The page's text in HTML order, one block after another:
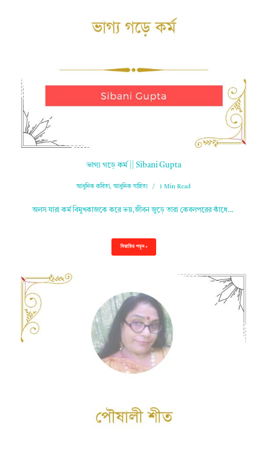
ভাগ্য গড়ে কর্ম || Sibani Gupta
আধুনিক কবিতা,আধুনিক সাহিত্য 1 Min Read
অলস যারা কর্ম বিমুখকাজকে করে ভয়,জীবন জুড়ে তারা কেবলপরের কাঁধে…
বিস্তারিত পড়ুন »